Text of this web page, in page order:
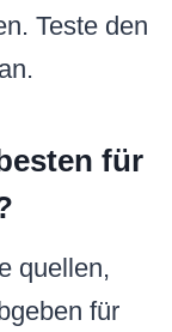
Teste den
für
quellen,
für